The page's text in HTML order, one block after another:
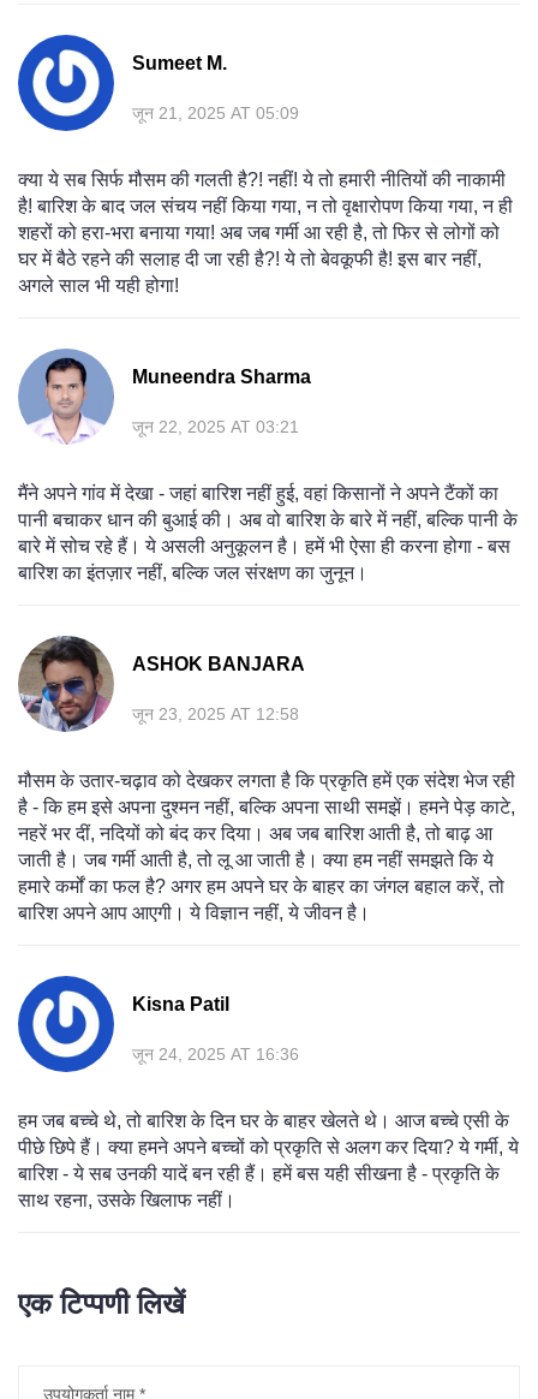
Sumeet M.
जून 21, 2025 AT 05:09
क्या ये सब सिर्फ मौसम की गलती है?! नहीं! ये तो हमारी नीतियों की नाकामी
है! बारिश के बाद जल संचय नहीं किया गया, न तो वृक्षारोपण किया गया, न ही
शहरों को हरा-भरा बनाया गया! अब जब गर्मी आ रही है, तो फिर से लोगों को
घर में बैठे रहने की सलाह दी जा रही है?! ये तो बेवकूफी है! इस बार नहीं,
अगले साल भी यही होगा!
Muneendra Sharma
जून 22, 2025 AT 03:21
मैंने अपने गांव में देखा - जहां बारिश नहीं हुई, वहां किसानों ने अपने टैंकों का
पानी बचाकर धान की बुआई की। अब वो बारिश के बारे में नहीं, बल्कि पानी के
बारे में सोच रहे हैं। ये असली अनुकूलन है। हमें भी ऐसा ही करना होगा - बस
बारिश का इंतज़ार नहीं, बल्कि जल संरक्षण का जुनून।
ASHOK BANJARA
जून 23, 2025 AT 12:58
मौसम के उतार-चढ़ाव को देखकर लगता है कि प्रकृति हमें एक संदेश भेज रही
है - कि हम इसे अपना दुश्मन नहीं, बल्कि अपना साथी समझें। हमने पेड़ काटे,
नहरें भर दीं, नदियों को बंद कर दिया। अब जब बारिश आती है, तो बाढ़ आ
जाती है। जब गर्मी आती है, तो लू आ जाती है। क्या हम नहीं समझते कि ये
हमारे कर्मों का फल है? अगर हम अपने घर के बाहर का जंगल बहाल करें, तो
बारिश अपने आप आएगी। ये विज्ञान नहीं, ये जीवन है।
Kisna Patil
जून 24, 2025 AT 16:36
हम जब बच्चे थे, तो बारिश के दिन घर के बाहर खेलते थे। आज बच्चे एसी के
पीछे छिपे हैं। क्या हमने अपने बच्चों को प्रकृति से अलग कर दिया? ये गर्मी, ये
बारिश - ये सब उनकी यादें बन रही हैं। हमें बस यही सीखना है - प्रकृति के
साथ रहना, उसके खिलाफ नहीं।
एक टिप्पणी लिखें